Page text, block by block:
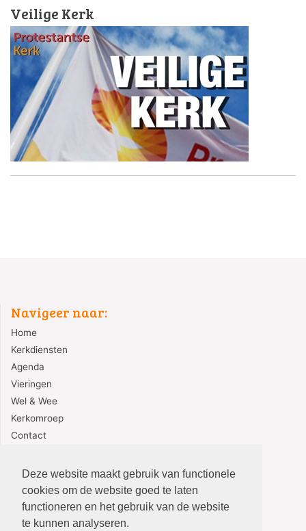
Deze website maakt gebruik van functionele
cookies om de website goed te laten
functioneren en het gebruik van de website
te kunnen analyseren.
Veilige Kerk
Navigeer naar:
Home
Kerkdiensten
Agenda
Vieringen
Wel & Wee
Kerkomroep
Contact